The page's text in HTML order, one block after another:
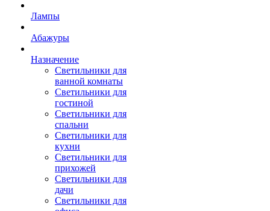
Лампы
Абажуры
Назначение
Светильники для
ванной комнаты
Светильники для
гостиной
Светильники для
спальни
Светильники для
кухни
Светильники для
прихожей
Светильники для
дачи
Светильники для